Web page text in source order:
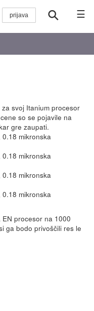
☰
svoj Itanium procesor
so se pojavile na
gre zaupati.
mikronska
mikronska
mikronska
mikronska
procesor na 1000
ga bodo privoščili res le